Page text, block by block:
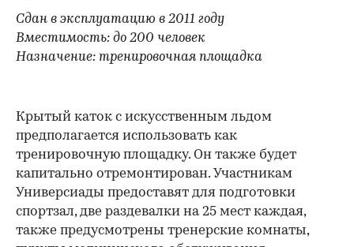
Сдан в эксплуатацию в 2011 году
Вместимость: до 200 человек
Назначение: тренировочная площадка
Крытый каток с искусственным льдом
предполагается использовать как
тренировочную площадку. Он также будет
капитально отремонтирован. Участникам
Универсиады предоставят для подготовки
спортзал, две раздевалки на 25 мест каждая,
также предусмотрены тренерские комнаты,